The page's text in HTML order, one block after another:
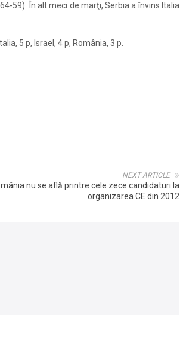
59). În alt meci de marţi, Serbia a învins Italia
5 p, Israel, 4 p, România, 3 p.
NEXT ARTICLE
nu se află printre cele zece candidaturi la
organizarea CE din 2012